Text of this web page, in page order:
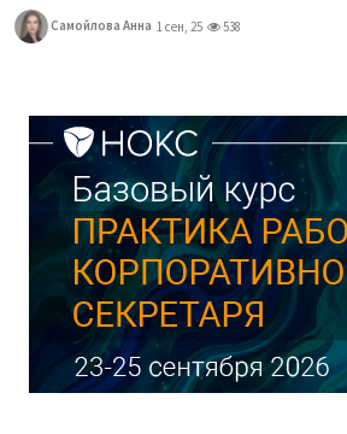
Самойлова Анна 1 сен, 25 538